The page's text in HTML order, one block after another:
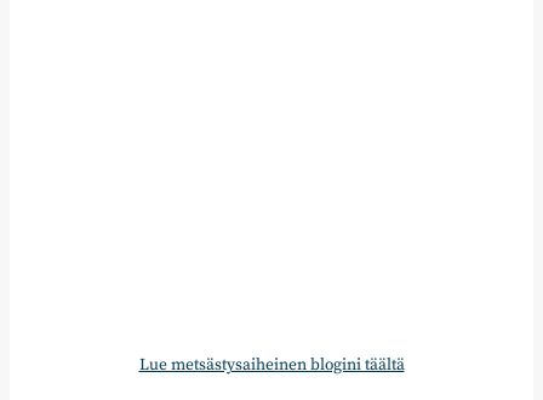
Lue metsästysaiheinen blogini täältä